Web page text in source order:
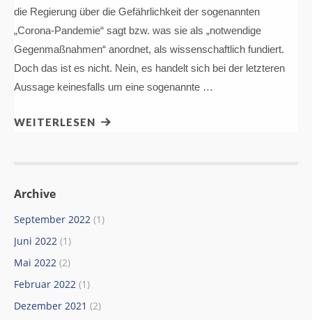
die Regierung über die Gefährlichkeit der sogenannten
„Corona-Pandemie“ sagt bzw. was sie als „notwendige
Gegenmaßnahmen“ anordnet, als wissenschaftlich fundiert.
Doch das ist es nicht. Nein, es handelt sich bei der letzteren
Aussage keinesfalls um eine sogenannte …
WEITERLESEN
Archive
September 2022 (1)
Juni 2022 (1)
Mai 2022 (2)
Februar 2022 (1)
Dezember 2021 (2)